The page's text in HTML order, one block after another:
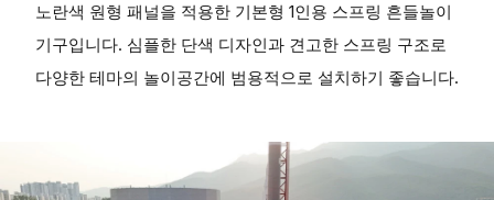
노란색 원형 패널을 적용한 기본형 1인용 스프링 흔들놀이
기구입니다. 심플한 단색 디자인과 견고한 스프링 구조로
다양한 테마의 놀이공간에 범용적으로 설치하기 좋습니다.